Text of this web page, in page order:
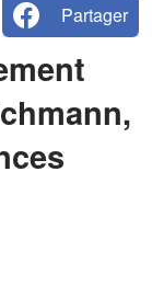
Partager